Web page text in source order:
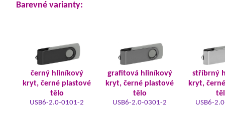
Barevné varianty:
černý hliníkový
kryt, černé plastové
tělo
USB6-2.0-0101-2
grafitová hliníkový
kryt, černé plastové
tělo
USB6-2.0-0301-2
stříbrný
kryt,
USB6-